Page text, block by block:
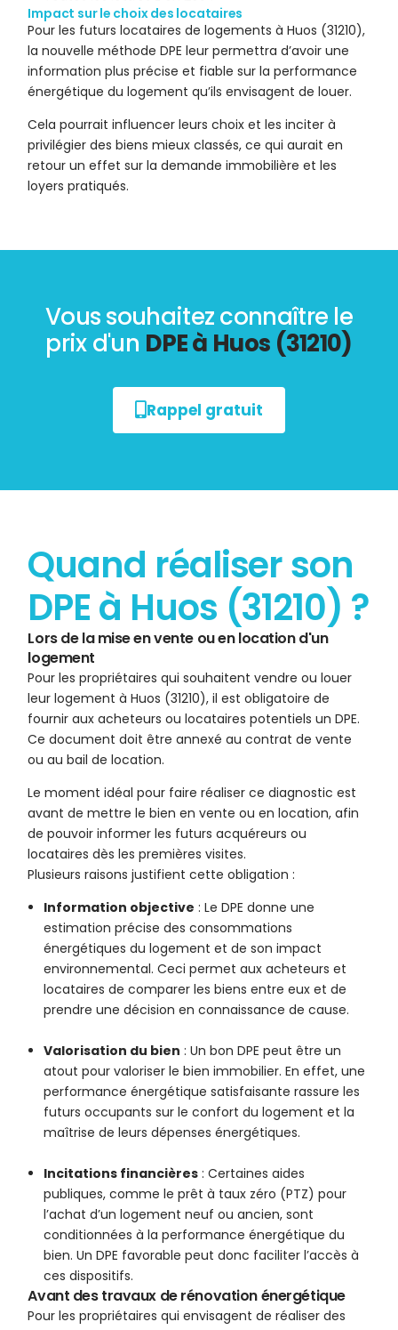
Impact sur le choix des locataires
Pour les futurs locataires de logements à Huos (31210),
la nouvelle méthode DPE leur permettra d’avoir une
information plus précise et fiable sur la performance
énergétique du logement qu’ils envisagent de louer.
Cela pourrait influencer leurs choix et les inciter à
privilégier des biens mieux classés, ce qui aurait en
retour un effet sur la demande immobilière et les
loyers pratiqués.
Vous souhaitez connaître le
prix d'un DPE à Huos (31210)
Rappel gratuit
Quand réaliser son
DPE à Huos (31210) ?
Lors de la mise en vente ou en location d'un
logement
Pour les propriétaires qui souhaitent vendre ou louer
leur logement à Huos (31210), il est obligatoire de
fournir aux acheteurs ou locataires potentiels un DPE.
Ce document doit être annexé au contrat de vente
ou au bail de location.
Le moment idéal pour faire réaliser ce diagnostic est
avant de mettre le bien en vente ou en location, afin
de pouvoir informer les futurs acquéreurs ou
locataires dès les premières visites.
Plusieurs raisons justifient cette obligation :
Information objective : Le DPE donne une
estimation précise des consommations
énergétiques du logement et de son impact
environnemental. Ceci permet aux acheteurs et
locataires de comparer les biens entre eux et de
prendre une décision en connaissance de cause.
Valorisation du bien : Un bon DPE peut être un
atout pour valoriser le bien immobilier. En effet, une
performance énergétique satisfaisante rassure les
futurs occupants sur le confort du logement et la
maîtrise de leurs dépenses énergétiques.
Incitations financières : Certaines aides
publiques, comme le prêt à taux zéro (PTZ) pour
l’achat d’un logement neuf ou ancien, sont
conditionnées à la performance énergétique du
bien. Un DPE favorable peut donc faciliter l’accès à
ces dispositifs.
Avant des travaux de rénovation énergétique
Pour les propriétaires qui envisagent de réaliser des